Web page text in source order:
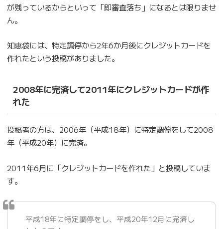
が残っているからといって「即審査落ち」になるとは限りませ
ん。
知恵袋には、特定調停から2年6か月後にクレジットカードを
作れたという投稿がありました。
2008年に完済して2011年にクレジットカードが作
れた
投稿者の方は、2006年（平成18年）に特定調停をして2008
年（平成20年）に完済。
2011年6月に「クレジットカードを作れた」と投稿していま
す。
平成18年に特定調停をし、平成20年12月に完済し